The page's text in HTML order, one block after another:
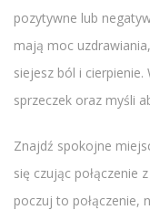
pozytywne lub
mają moc
siejesz ból i cierpienie.
sprzeczek oraz myśli
Znajdź spokojne
się czując połączenie
poczuj to połączenie,